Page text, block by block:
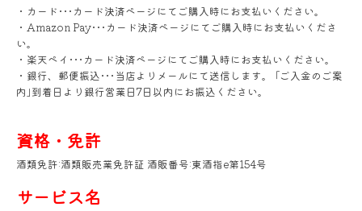
・カード･･･カード決済ページにてご購入時にお支払いください。
・Amazon Pay･･･カード決済ページにてご購入時にお支払いくださ
い。
・楽天ペイ･･･カード決済ページにてご購入時にお支払いください。
・銀行、郵便振込･･･当店よりメールにて送信します。 ｢ご入金のご案
内｣到着日より銀行営業日7日以内にお振込ください。
資格・免許
酒類免許:酒類販売業免許証 酒販番号:東酒指e第154号
サービス名